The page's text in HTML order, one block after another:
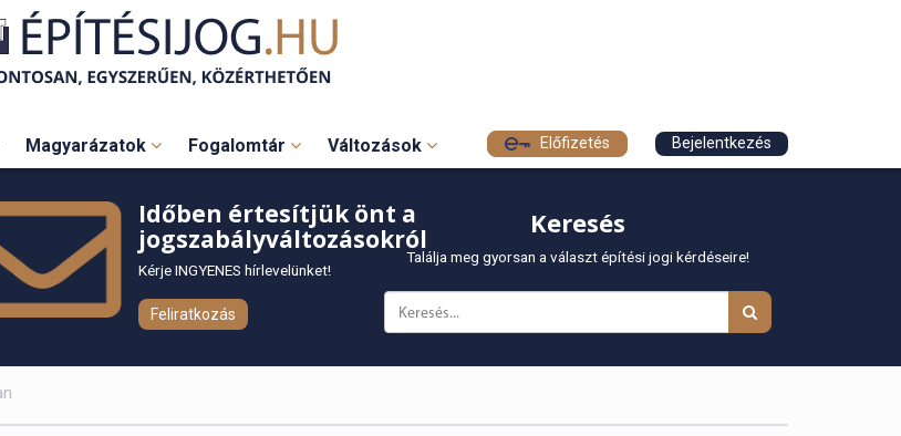
Magyarázatok Fogalomtár Változások Előfizetés Bejelentkezés
Időben értesítjük önt a
jogszabályváltozásokról
Kérje INGYENES hírlevelünket!
Feliratkozás
Keresés
Találja meg gyorsan a választ építési jogi kérdéseire!